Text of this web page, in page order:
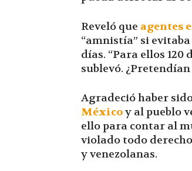
Reveló que agentes
“amnistía” si
días. “Para ellos
sublevó.
Agradeció haber
Méxicoy al pueblo
ello para contar al
violado todo
y venezolanas.